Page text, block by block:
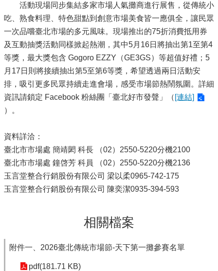
活動現場同步集結多家市場人氣攤商進行展售，從傳統小
吃、熟食料理、特色甜點到創意市場美食皆一應俱全，讓民眾
一次品嚐臺北市場的多元風味。現場推出的75折消費抵用券
及互動抽獎活動同樣掀起熱潮，其中5月16日將抽出第1至第4
等獎，最大獎包含 Gogoro EZZY（GE3GS）等超值好禮；5
月17日則將接續抽出第5至第6等獎，希望透過兩日活動安
排，吸引更多民眾持續走進會場，感受市場節熱鬧氛圍。詳細
資訊請鎖定 Facebook 粉絲團「臺北好市發聲」（ [連結]
）。
資料詳洽：
臺北市市場處 簡靖閎 科長 （02）2550-5220分機2100
臺北市市場處 鐘啓芳 科員 （02）2550-5220分機2136
玉言堂整合行銷股份有限公司 梁以柔0965-742-175
玉言堂整合行銷股份有限公司 陳奕潔0935-394-593
相關檔案
附件一、2026臺北傳統市場節-天下第一攤參賽名單
pdf(181.71 KB)